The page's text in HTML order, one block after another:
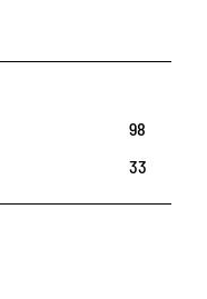
98
33